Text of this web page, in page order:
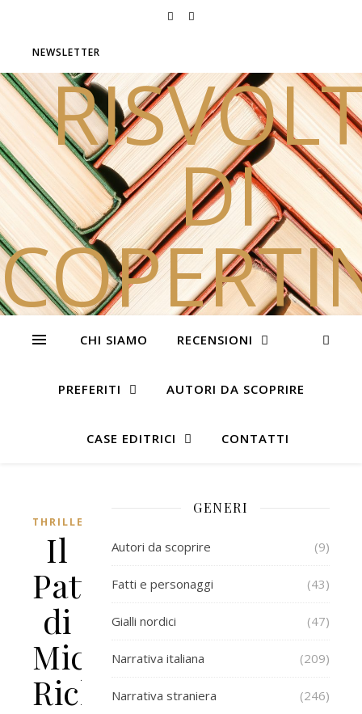
NEWSLETTER
DI
Due sorelle e tanti libri
CHI SIAMO RECENSIONI
PREFERITI AUTORI DA SCOPRIRE
CASE EDITRICI CONTATTI
THRILLER
Il
Patto
di
Michelle
Richmond
GENERI
Autori da scoprire (9)
Fatti e personaggi (43)
Gialli nordici (47)
Narrativa italiana (209)
Narrativa straniera (246)